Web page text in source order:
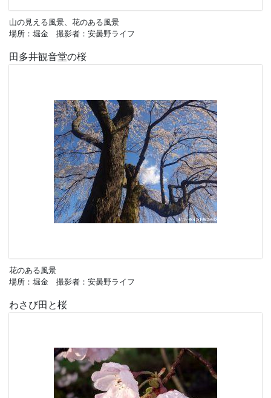
山の見える風景、花のある風景
場所：堀金 撮影者：安曇野ライフ
田多井観音堂の桜
花のある風景
場所：堀金 撮影者：安曇野ライフ
わさび田と桜